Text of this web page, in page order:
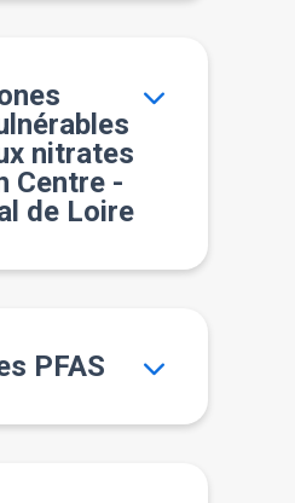
nitrates
Centre -
de Loire
PFAS